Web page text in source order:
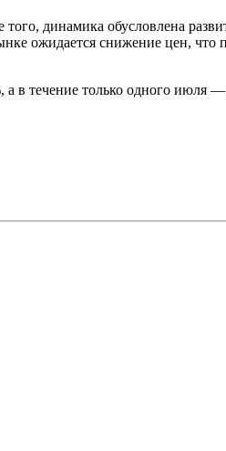
динамика обусловлена
ожидается снижение цен, что
в течение только одного июля —